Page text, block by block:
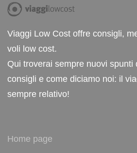
Viaggi Low Cost offre consigli,
voli low cost.
Qui troverai sempre nuovi spunti
consigli e come diciamo noi: il
sempre relativo!
Home page